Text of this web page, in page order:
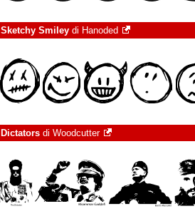
Sketchy Smiley di Hanoded
Dictators di Woodcutter